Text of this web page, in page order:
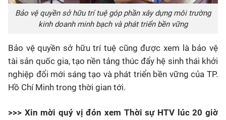
Bảo vệ quyền sở hữu trí tuệ góp phần xây dựng môi trường
kinh doanh minh bạch và phát triển bền vững
Bảo vệ quyền sở hữu trí tuệ cũng được xem là bảo vệ
tài sản quốc gia, tạo nền tảng thúc đẩy hệ sinh thái khởi
nghiệp đổi mới sáng tạo và phát triển bền vững của TP.
Hồ Chí Minh trong thời gian tới.
>>> Xin mời quý vị đón xem Thời sự HTV lúc 20 giờ